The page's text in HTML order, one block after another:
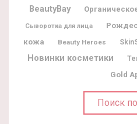
BeautyBay
Сыворотка для лица
кожа
Beauty Heroes
Новинки косметики
Gold
Поиск